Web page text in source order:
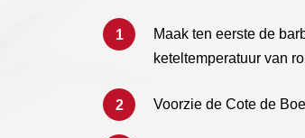
Maak ten eerste de
keteltemperatuur van
Voorzie de Cote de